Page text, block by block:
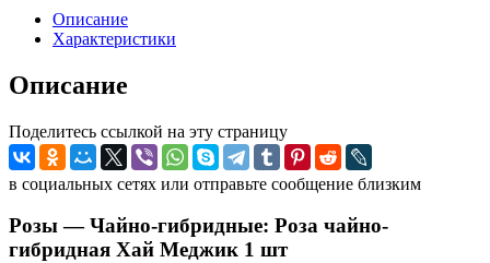
Описание
Характеристики
Описание
Поделитесь ссылкой на эту страницу
в социальных сетях или отправьте сообщение близким
Розы — Чайно-гибридные: Роза чайно-
гибридная Хай Меджик 1 шт